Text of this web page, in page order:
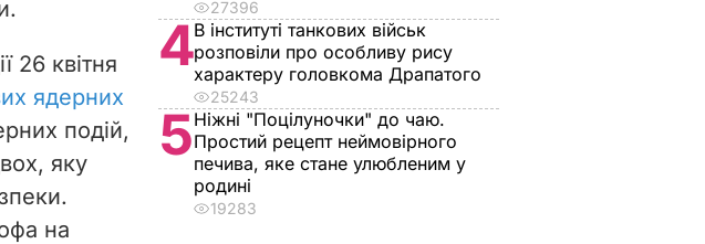
26 квітня
ядерних
подій,
яку
на
27396
4В інституті танкових військ
розповіли про особливу рису
характеру головкома Драпатого
25243
5Ніжні "Поцілуночки" до чаю.
Простий рецепт неймовірного
печива, яке стане улюбленим у
родині
19283